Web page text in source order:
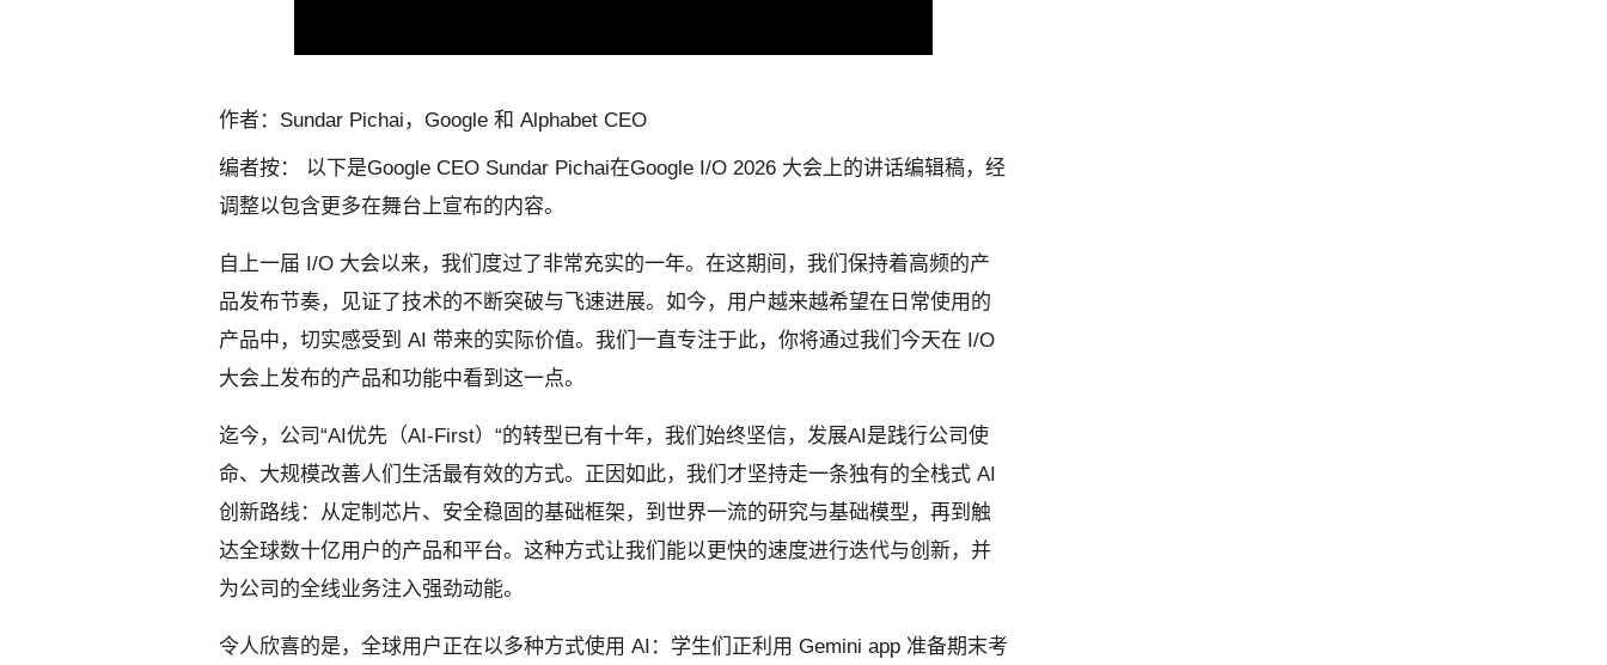
作者：Sundar Pichai，Google 和 Alphabet CEO
编者按： 以下是Google CEO Sundar Pichai在Google I/O 2026 大会上的讲话编辑稿，经
调整以包含更多在舞台上宣布的内容。
自上一届 I/O 大会以来，我们度过了非常充实的一年。在这期间，我们保持着高频的产
品发布节奏，见证了技术的不断突破与飞速进展。如今，用户越来越希望在日常使用的
产品中，切实感受到 AI 带来的实际价值。我们一直专注于此，你将通过我们今天在 I/O
大会上发布的产品和功能中看到这一点。
迄今，公司“AI优先（AI-First）“的转型已有十年，我们始终坚信，发展AI是践行公司使
命、大规模改善人们生活最有效的方式。正因如此，我们才坚持走一条独有的全栈式 AI
创新路线：从定制芯片、安全稳固的基础框架，到世界一流的研究与基础模型，再到触
达全球数十亿用户的产品和平台。这种方式让我们能以更快的速度进行迭代与创新，并
为公司的全线业务注入强劲动能。
令人欣喜的是，全球用户正在以多种方式使用 AI：学生们正利用 Gemini app 准备期末考